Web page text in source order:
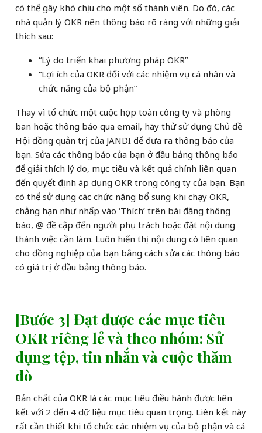
có thể gây khó chịu cho một số thành viên. Do đó, các
nhà quản lý OKR nên thông báo rõ ràng với những giải
thích sau:
“Lý do triển khai phương pháp OKR”
“Lợi ích của OKR đối với các nhiệm vụ cá nhân và
chức năng của bộ phận”
Thay vì tổ chức một cuộc họp toàn công ty và phòng
ban hoặc thông báo qua email, hãy thử sử dụng Chủ đề
Hội đồng quản trị của JANDI để đưa ra thông báo của
bạn. Sửa các thông báo của bạn ở đầu bảng thông báo
để giải thích lý do, mục tiêu và kết quả chính liên quan
đến quyết định áp dụng OKR trong công ty của bạn. Bạn
có thể sử dụng các chức năng bổ sung khi chạy OKR,
chẳng hạn như nhấp vào ‘Thích’ trên bài đăng thông
báo, @ đề cập đến người phụ trách hoặc đặt nội dung
thành việc cần làm. Luôn hiển thị nội dung có liên quan
cho đồng nghiệp của bạn bằng cách sửa các thông báo
có giá trị ở đầu bảng thông báo.
[Bước 3] Đạt được các mục tiêu
OKR riêng lẻ và theo nhóm: Sử
dụng tệp, tin nhắn và cuộc thăm
dò
Bản chất của OKR là các mục tiêu điều hành được liên
kết với 2 đến 4 dữ liệu mục tiêu quan trọng. Liên kết này
rất cần thiết khi tổ chức các nhiệm vụ của bộ phận và cá